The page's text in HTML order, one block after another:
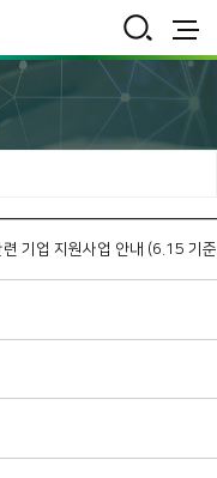
통
합
전
보
기업 지원사업 안내 (6.15 기